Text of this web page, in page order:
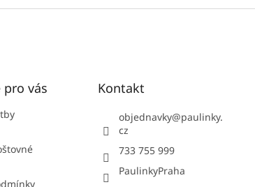
vás Kontakt
objednavky@paulinky.
cz
733 755 999
PaulinkyPraha